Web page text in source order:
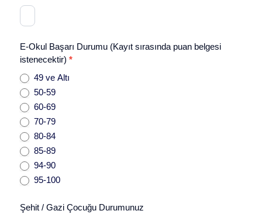
E-Okul Başarı Durumu (Kayıt sırasında puan belgesi
istenecektir) *
49 ve Altı
50-59
60-69
70-79
80-84
85-89
94-90
95-100
Şehit / Gazi Çocuğu Durumunuz